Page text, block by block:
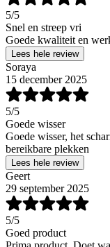
5/5
Snel en streep vri
Goede kwaliteit en
Lees hele review
Soraya
15 december 2025
5/5
Goede wisser
Goede wisser, het
bereikbare plekken
Lees hele review
Geert
29 september 2025
5/5
Goed product